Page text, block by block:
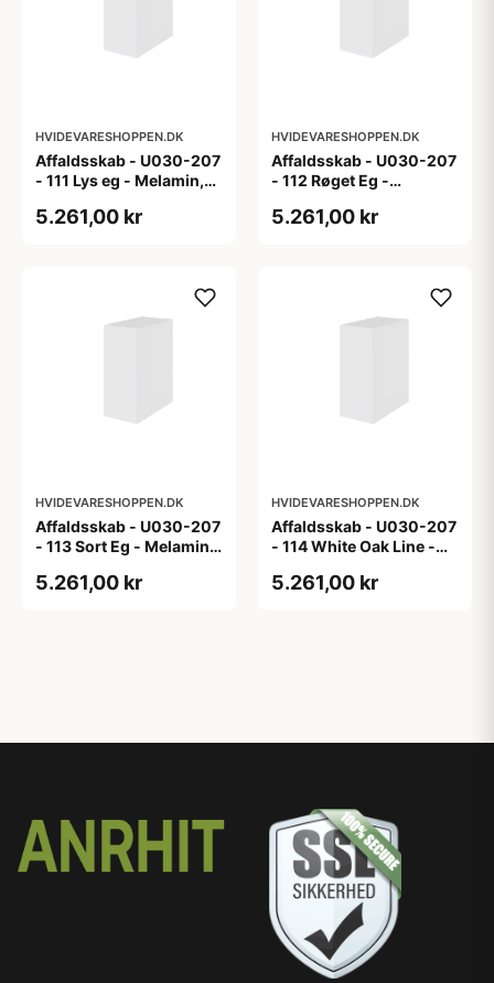
HVIDEVARESHOPPEN.DK
Affaldsskab - U030-207
- 111 Lys eg - Melamin,
5.261,00 kr
HVIDEVARESHOPPEN.DK
Affaldsskab - U030-207
- 112 Røget Eg -
5.261,00 kr
HVIDEVARESHOPPEN.DK
Affaldsskab - U030-207
- 113 Sort Eg - Melamin,
5.261,00 kr
HVIDEVARESHOPPEN.DK
Affaldsskab - U030-207
- 114 White Oak Line -
5.261,00 kr